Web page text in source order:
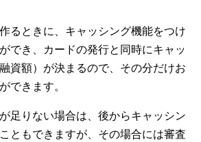
るときに、キャッシング機能をつけ
でき、カードの発行と同時にキャッ
資額）が決まるので、その分だけお
できます。
足りない場合は、後からキャッシン
ともできますが、その場合には審査